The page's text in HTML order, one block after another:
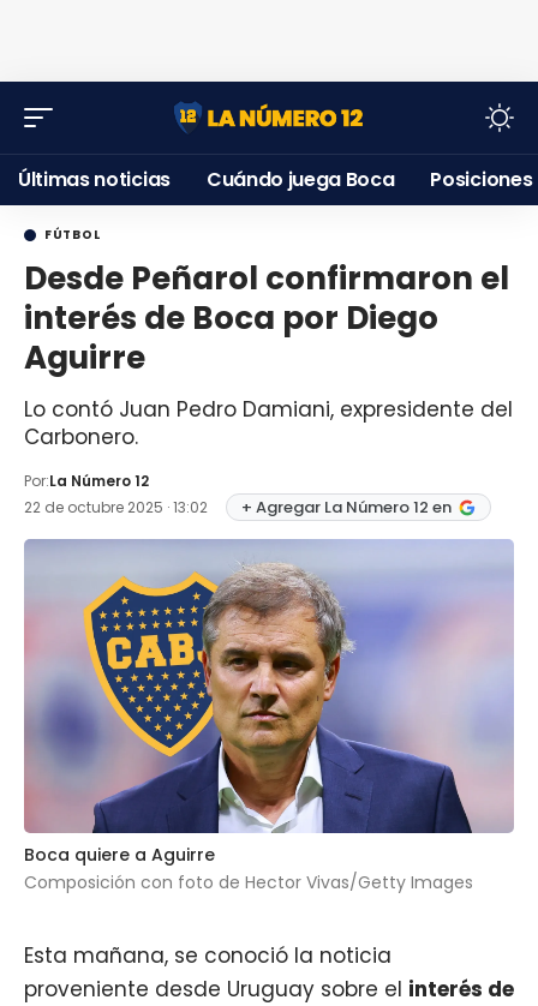
Últimas noticias Cuándo juega Boca Posiciones
FÚTBOL
Desde Peñarol confirmaron el
interés de Boca por Diego
Aguirre
Lo contó Juan Pedro Damiani, expresidente del
Carbonero.
Por:La Número 12
22 de octubre 2025 · 13:02
+ Agregar La Número 12 en
Boca quiere a Aguirre
Composición con foto de Hector Vivas/Getty Images
Esta mañana, se conoció la noticia
proveniente desde Uruguay sobre el interés de